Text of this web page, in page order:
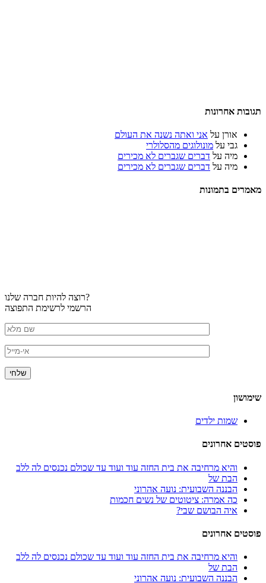
תגובות אחרונות
אורן על אני ואתה נשנה את העולם
גבי על מונולוגים מהסלולרי
מיה על דברים שגברים לא מכירים
מיה על דברים שגברים לא מכירים
מאמרים בתמונות
רוצה להיות חברה שלנו?
הרשמי לרשימת התפוצה
שימושון
שמות ילדים
פוסטים אחרונים
והיא מרחיבה את בית החזה עוד ועוד עד שכולם נכנסים לה ללב
הבת של
הבננה השבועית: נועה אהרוני
כה אמרה: ציטוטים של נשים חכמות
איה הבושם שבי?
פוסטים אחרונים
והיא מרחיבה את בית החזה עוד ועוד עד שכולם נכנסים לה ללב
הבת של
הבננה השבועית: נועה אהרוני